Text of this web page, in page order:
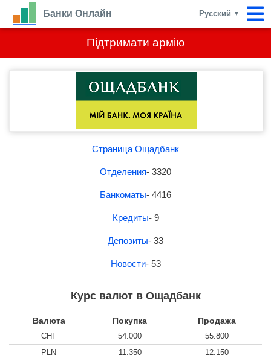
Підтримати армію
Банки Онлайн Русский ▼
Страница Ощадбанк
Отделения- 3320
Банкоматы- 4416
Кредиты- 9
Депозиты- 33
Новости- 53
Курс валют в Ощадбанк
Валюта Покупка Продажа
CHF 54.000
55.800
PLN
11.350
12.150